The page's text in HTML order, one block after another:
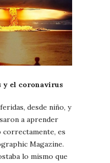
y el coronavirus
desde niño, y
a aprender
correctamente, es
Magazine.
lo mismo que